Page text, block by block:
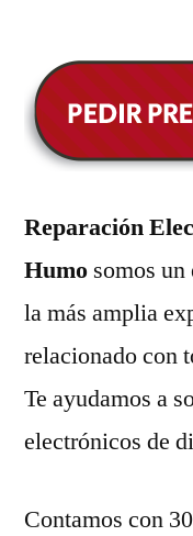
Reparación
Humo somos
la más amplia
relacionado con
Te ayudamos a
electrónicos de
Contamos con